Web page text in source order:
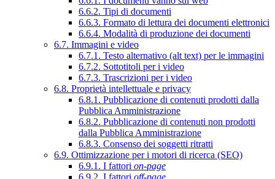
6.6.2. Tipi di documenti
6.6.3. Formato di lettura dei documenti elettronici
6.6.4. Modalità di produzione dei documenti
6.7. Immagini e video
6.7.1. Testo alternativo (alt text) per le immagini
6.7.2. Sottotitoli per i video
6.7.3. Trascrizioni per i video
6.8. Proprietà intellettuale e privacy
6.8.1. Pubblicazione di contenuti prodotti dalla
Pubblica Amministrazione
6.8.2. Pubblicazione di contenuti non prodotti
dalla Pubblica Amministrazione
6.8.3. Consenso dei soggetti ritratti
6.9. Ottimizzazione per i motori di ricerca (SEO)
6.9.1. I fattori on-page
6.9.2. I fattori off-page